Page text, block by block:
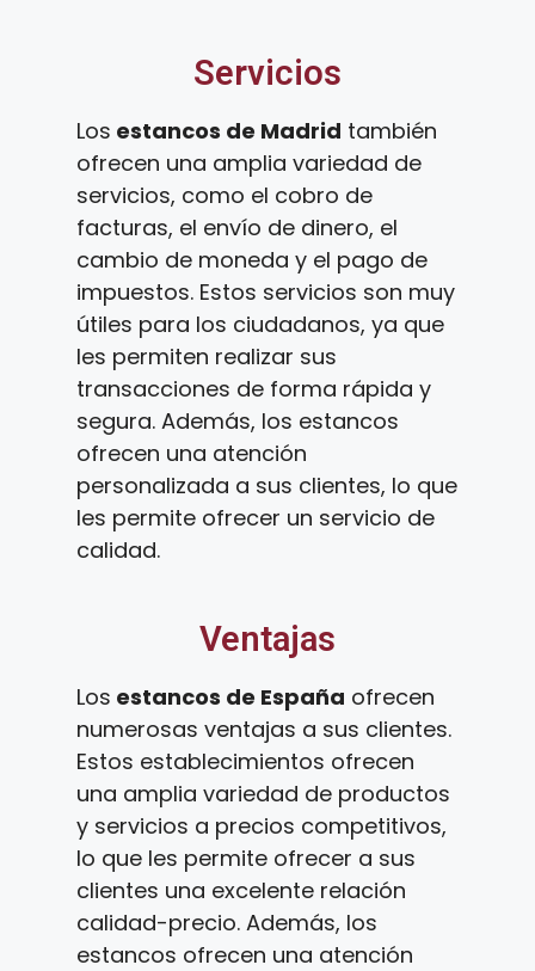
Servicios
Los estancos de Madrid también
ofrecen una amplia variedad de
servicios, como el cobro de
facturas, el envío de dinero, el
cambio de moneda y el pago de
impuestos. Estos servicios son muy
útiles para los ciudadanos, ya que
les permiten realizar sus
transacciones de forma rápida y
segura. Además, los estancos
ofrecen una atención
personalizada a sus clientes, lo que
les permite ofrecer un servicio de
calidad.
Ventajas
Los estancos de España ofrecen
numerosas ventajas a sus clientes.
Estos establecimientos ofrecen
una amplia variedad de productos
y servicios a precios competitivos,
lo que les permite ofrecer a sus
clientes una excelente relación
calidad-precio. Además, los
estancos ofrecen una atención